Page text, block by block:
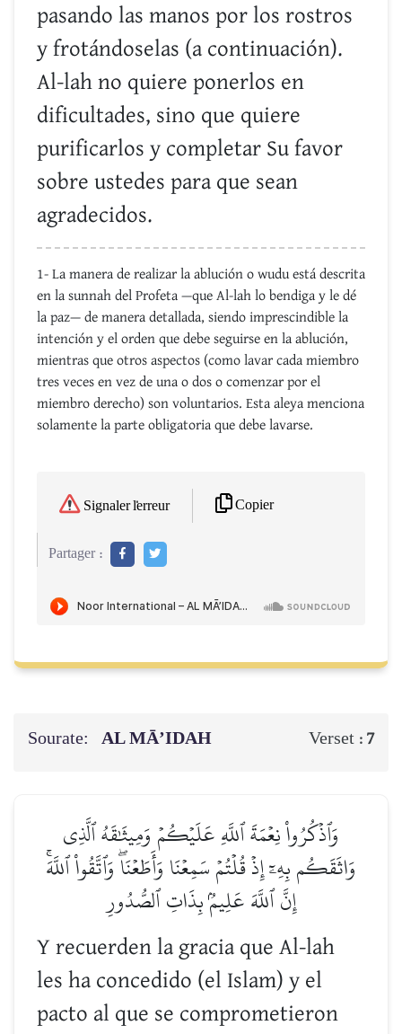
pasando las manos por los rostros
y frotándoselas (a continuación).
Al-lah no quiere ponerlos en
dificultades, sino que quiere
purificarlos y completar Su favor
sobre ustedes para que sean
agradecidos.
1- La manera de realizar la ablución o wudu está descrita
en la sunnah del Profeta —que Al-lah lo bendiga y le dé
la paz— de manera detallada, siendo imprescindible la
intención y el orden que debe seguirse en la ablución,
mientras que otros aspectos (como lavar cada miembro
tres veces en vez de una o dos o comenzar por el
miembro derecho) son voluntarios. Esta aleya menciona
solamente la parte obligatoria que debe lavarse.
Signaler l'erreur Copier
Partager :
Sourate: AL MĀ’IDAH Verset : 7
وَٱذۡكُرُواْ نِعۡمَةَ ٱللَّهِ عَلَيۡكُمۡ وَمِيثَٰقَهُ ٱلَّذِي
وَاثَقَكُم بِهِۦٓ إِذۡ قُلۡتُمۡ سَمِعۡنَا وَأَطَعۡنَاۖ وَٱتَّقُواْ ٱللَّهَۚ
إِنَّ ٱللَّهَ عَلِيمُۢ بِذَاتِ ٱلصُّدُورِ
Y recuerden la gracia que Al-lah
les ha concedido (el Islam) y el
pacto al que se comprometieron